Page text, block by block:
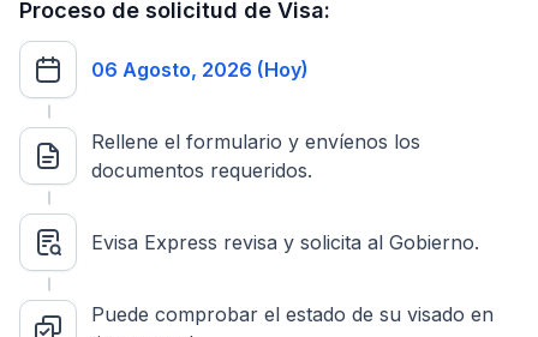
Proceso de solicitud de Visa:
06 Agosto, 2026 (Hoy)
Rellene el formulario y envíenos los
documentos requeridos.
Evisa Express revisa y solicita al Gobierno.
Puede comprobar el estado de su visado en